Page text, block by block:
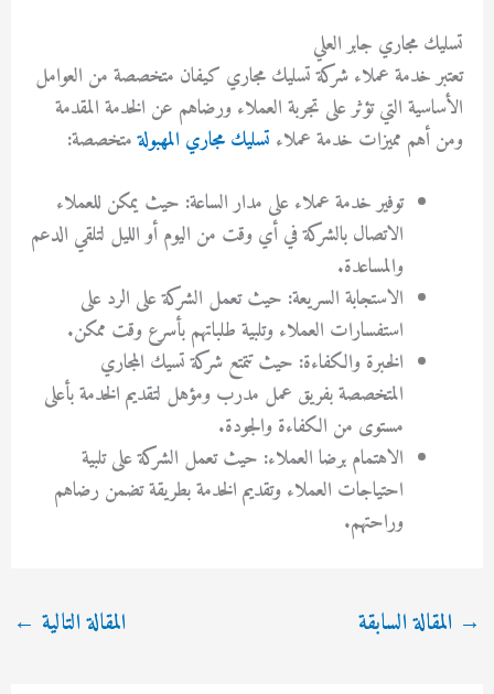
تسليك مجاري جابر العلي
تعتبر خدمة عملاء شركة تسليك مجاري كيفان متخصصة من العوامل
الأساسية التي تؤثر على تجربة العملاء ورضاهم عن الخدمة المقدمة
ومن أهم مميزات خدمة عملاء تسليك مجاري المهبولةمتخصصة:
توفير خدمة عملاء على مدار الساعة: حيث يمكن للعملاء
الاتصال بالشركة في أي وقت من اليوم أو الليل لتلقي الدعم
والمساعدة.
الاستجابة السريعة: حيث تعمل الشركة على الرد على
استفسارات العملاء وتلبية طلباتهم بأسرع وقت ممكن.
الخبرة والكفاءة: حيث تتمتع شركة تسيك المجاري
المتخصصة بفريق عمل مدرب ومؤهل لتقديم الخدمة بأعلى
مستوى من الكفاءة والجودة.
الاهتمام برضا العملاء: حيث تعمل الشركة على تلبية
احتياجات العملاء وتقديم الخدمة بطريقة تضمن رضاهم
وراحتهم.
→ المقالة السابقة المقالة التالية ←